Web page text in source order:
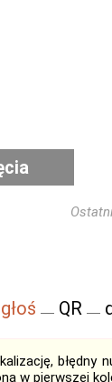
QR
błędny
w pierwszej